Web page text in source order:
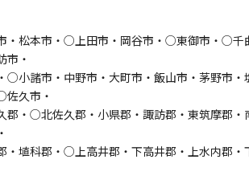
・松本市・○上田市・岡谷市・○東御市・○千
市・
○小諸市・中野市・大町市・飯山市・茅野市・
久市・
郡・○北佐久郡・小県郡・諏訪郡・東筑摩郡・
・埴科郡・○上高井郡・下高井郡・上水内郡・